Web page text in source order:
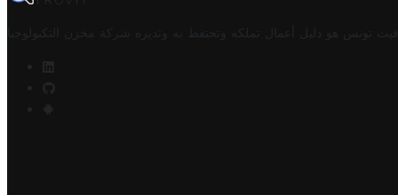
تونس هو دليل أعمال تملكه وتحتفظ به وتديره شركة مخزن التكنولوجيا